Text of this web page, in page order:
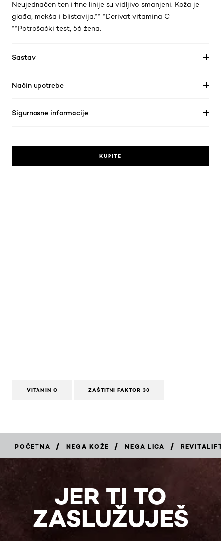
Neujednačen ten i fine linije su vidljivo smanjeni. Koža je
glađa, mekša i blistavija.** *Derivat vitamina C
**Potrošački test, 66 žena.
Sastav
Način upotrebe
Sigurnosne informacije
KUPITE
VITAMIN C ZAŠTITNI FAKTOR 30
POČETNA / NEGA KOŽE / NEGA LICA /
KUPITE
JER TI TO
ZASLUŽUJEŠ